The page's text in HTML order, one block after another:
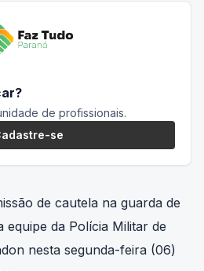
de profissionais.
de cautela na guarda de
equipe da Polícia Militar de
nesta segunda-feira (06)